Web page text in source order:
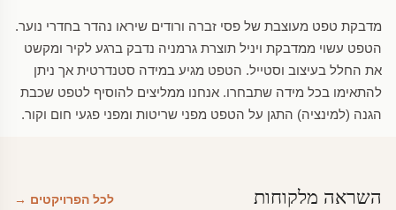
מדבקת טפט מעוצבת של פסי זברה ורודים שיראו נהדר בחדרי נוער.
הטפט עשוי ממדבקת ויניל תוצרת גרמניה נדבק ברגע לקיר ומקשט
את החלל בעיצוב וסטייל. הטפט מגיע במידה סטנדרטית אך ניתן
להתאימו בכל מידה שתבחרו. אנחנו ממליצים להוסיף לטפט שכבת
הגנה (למינציה) התגן על הטפט מפני שריטות ומפני פגעי חום וקור.
השראה מלקוחות לכל הפרויקטים →